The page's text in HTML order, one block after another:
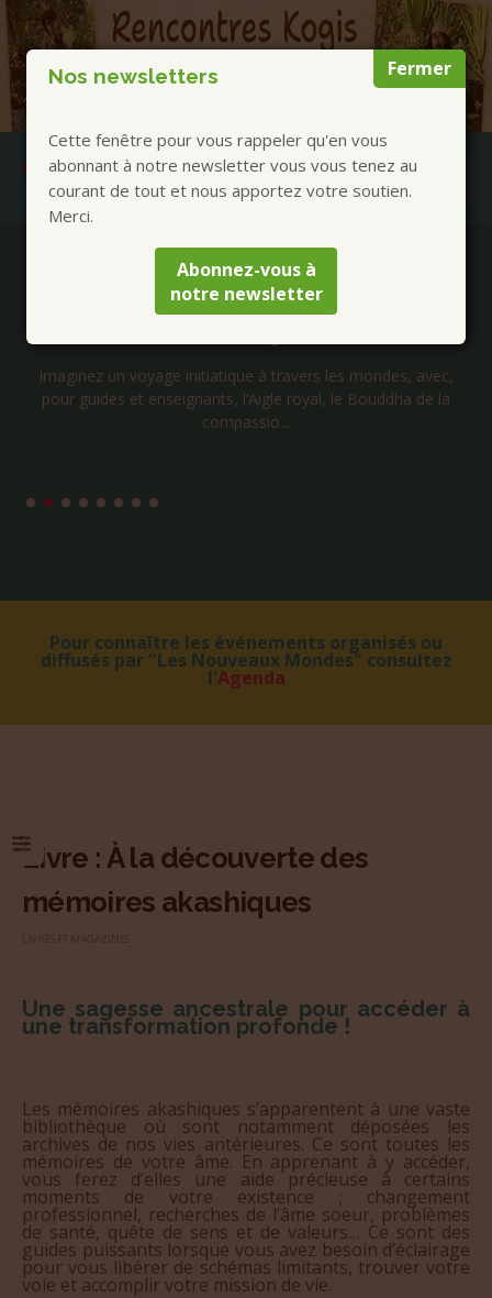
Fermer
Nos newsletters
Cette fenêtre pour vous rappeler qu'en vous
abonnant à notre newsletter vous vous tenez au
courant de tout et nous apportez votre soutien.
Merci.
Abonnez-vous à
notre newsletter
Publications à la Une !
Livre « Amour Force et Lumière » Tome 2 de
Imaginez un voyage initiatique à travers les mondes, avec,
pour guides et enseignants, l’Aigle royal, le Bouddha de la
compassio...
Pour connaître les événements organisés ou
diffusés par "Les Nouveaux Mondes" consultez
l'Agenda
Livre : À la découverte des
mémoires akashiques
Une sagesse ancestrale pour accéder à
une transformation profonde !
Les mémoires akashiques s’apparentent à une vaste
bibliothèque où sont notamment déposées les
archives de nos vies antérieures. Ce sont toutes les
mémoires de votre âme. En apprenant à y accéder,
vous ferez d’elles une aide précieuse à certains
moments de votre existence ; changement
professionnel, recherches de l’âme soeur, problèmes
de santé, quête de sens et de valeurs… Ce sont des
guides puissants lorsque vous avez besoin d’éclairage
pour vous libérer de schémas limitants, trouver votre
voie et accomplir votre mission de vie.